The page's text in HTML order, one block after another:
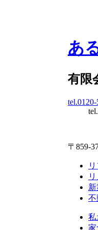
あ
有限
〒859-
不
私
家